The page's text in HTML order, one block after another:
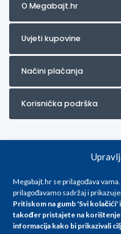
Megabajt.hr se prilagođava
prilagođavamo sadržaj i
Pritiskom na gumb 'Svi
također pristajete na
informacija kako bi prikazivali
O Megabajt.hr
Uvjeti kupovine
Načini plaćanja
Korisnička podrška
Za artikle kojih trenutno
info@megabajt.hr. Sve cijene